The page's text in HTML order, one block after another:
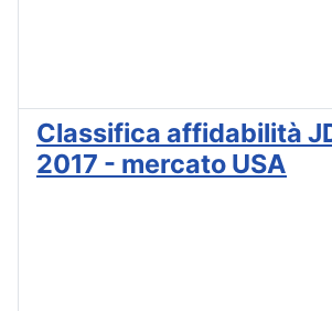
Classifica affidabilità
2017 - mercato USA